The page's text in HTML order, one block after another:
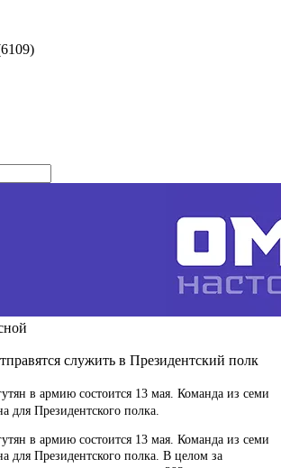
служить в Президентский полк
в армию состоится 13 мая. Команда из семи
для Президентского полка.
в армию состоится 13 мая. Команда из семи
для Президентского полка. В целом за